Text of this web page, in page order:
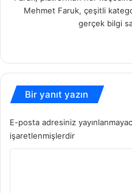
Mehmet Faruk, çeşitli
gerçek bilgi
Bir yanıt yazın
E-posta adresiniz
işaretlenmişlerdir